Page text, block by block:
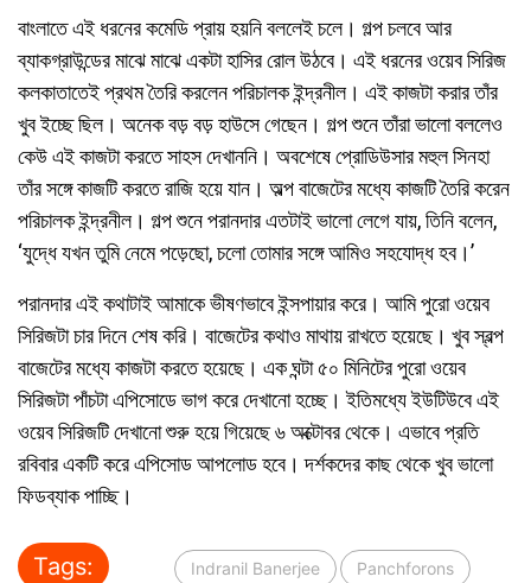
বাংলাতে এই ধরনের কমেডি প্রায় হয়নি বললেই চলে। গল্প চলবে আর
ব্যাকগ্রাউন্ডের মাঝে মাঝে একটা হাসির রোল উঠবে। এই ধরনের ওয়েব সিরিজ
কলকাতাতেই প্রথম তৈরি করলেন পরিচালক ইন্দ্রনীল। এই কাজটা করার তাঁর
খুব ইচ্ছে ছিল। অনেক বড় বড় হাউসে গেছেন। গল্প শুনে তাঁরা ভালো বললেও
কেউ এই কাজটা করতে সাহস দেখাননি। অবশেষে প্রোডিউসার মহুল সিনহা
তাঁর সঙ্গে কাজটি করতে রাজি হয়ে যান। অল্প বাজেটের মধ্যে কাজটি তৈরি করেন
পরিচালক ইন্দ্রনীল। গল্প শুনে পরানদার এতটাই ভালো লেগে যায়, তিনি বলেন,
‘যুদ্ধে যখন তুমি নেমে পড়েছো, চলো তোমার সঙ্গে আমিও সহযোদ্ধ হব।’
পরানদার এই কথাটাই আমাকে ভীষণভাবে ইন্সপায়ার করে। আমি পুরো ওয়েব
সিরিজটা চার দিনে শেষ করি। বাজেটের কথাও মাথায় রাখতে হয়েছে। খুব স্বল্প
বাজেটের মধ্যে কাজটা করতে হয়েছে। এক ঘন্টা ৫০ মিনিটের পুরো ওয়েব
সিরিজটা পাঁচটা এপিসোডে ভাগ করে দেখানো হচ্ছে। ইতিমধ্যে ইউটিউবে এই
ওয়েব সিরিজটি দেখানো শুরু হয়ে গিয়েছে ৬ অক্টোবর থেকে। এভাবে প্রতি
রবিবার একটি করে এপিসোড আপলোড হবে। দর্শকদের কাছ থেকে খুব ভালো
ফিডব্যাক পাচ্ছি।
Tags: Indranil Banerjee Panchforons